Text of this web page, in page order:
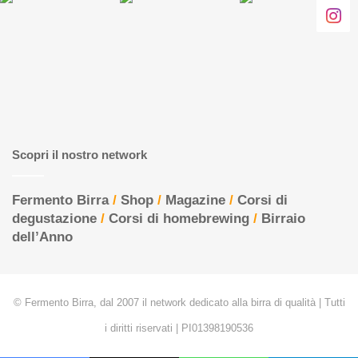
Scopri il nostro network
Fermento Birra/ Shop / Magazine / Corsi di
degustazione / Corsi di homebrewing / Birraio
dell’Anno
© Fermento Birra, dal 2007 il network dedicato alla birra di qualità | Tutti
i diritti riservati | PI01398190536